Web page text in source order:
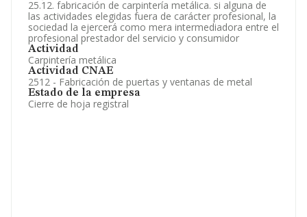
25.12. fabricación de carpintería metálica. si alguna de
las actividades elegidas fuera de carácter profesional, la
sociedad la ejercerá como mera intermediadora entre el
profesional prestador del servicio y consumidor
Actividad
Carpintería metálica
Actividad CNAE
2512 - Fabricación de puertas y ventanas de metal
Estado de la empresa
Cierre de hoja registral